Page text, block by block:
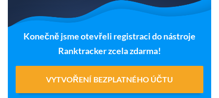
Konečně jsme otevřeli registraci do nástroje
Ranktracker zcela zdarma!
VYTVOŘENÍ BEZPLATNÉHO ÚČTU